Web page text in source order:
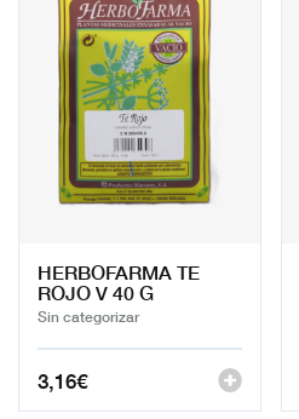
HERBOFARMA TE
ROJO V 40 G
Sin categorizar
3,16€